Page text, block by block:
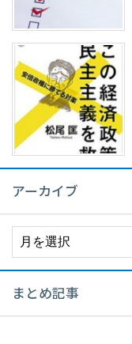
アーカイブ
まとめ記事